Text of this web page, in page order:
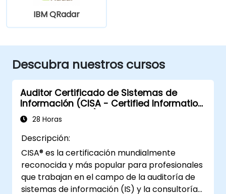
IBM QRadar
Descubra nuestros cursos
Auditor Certificado de Sistemas de
Información (CISA - Certified Information
Systems Auditor)
28 Horas
Descripción:
CISA® es la certificación mundialmente
reconocida y más popular para profesionales
que trabajan en el campo de la auditoría de
sistemas de información (IS) y la consultoría